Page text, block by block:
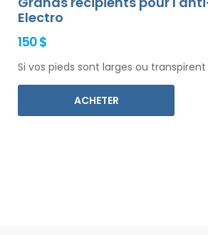
Electro
150 $
Si vos pieds sont larges ou
ACHETER